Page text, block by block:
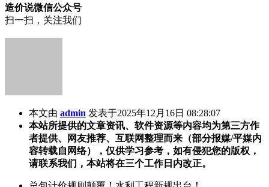
造价说微信公众号
扫一扫，关注我们
本文由 admin 发表于2025年12月16日 08:28:07
本站所提供的文章资讯、软件资源等内容均为第三方作
者提供、网友推荐、互联网整理而来（部分报媒/平媒内
容转载自网络），仅供学习参考，如有侵犯您的版权，
请联系我们，本站将在三个工作日内改正。